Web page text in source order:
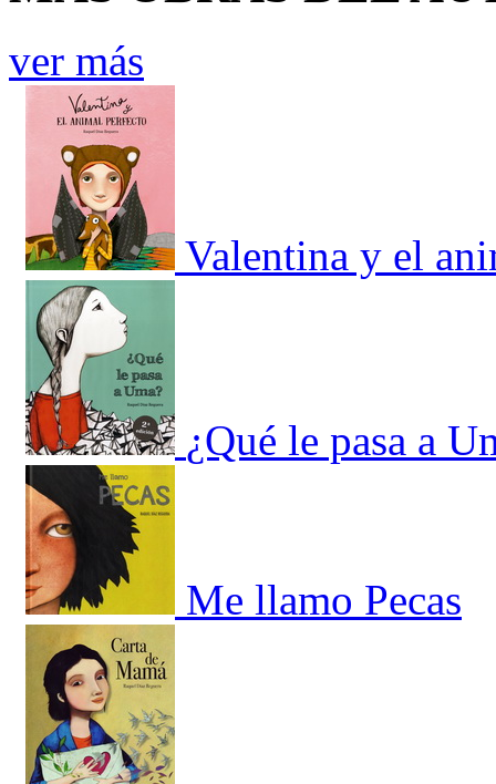
ver más
Valentina y el
¿Qué le pasa a
Me llamo Pecas